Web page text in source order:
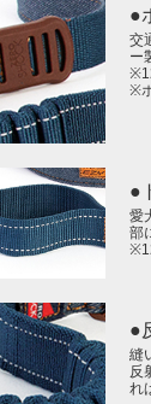
交
ー
※
愛
部
縫
反
れ